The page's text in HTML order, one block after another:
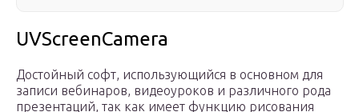
UVScreenCamera
Достойный софт, использующийся в основном для
записи вебинаров, видеоуроков и различного рода
презентаций, так как имеет функцию рисования